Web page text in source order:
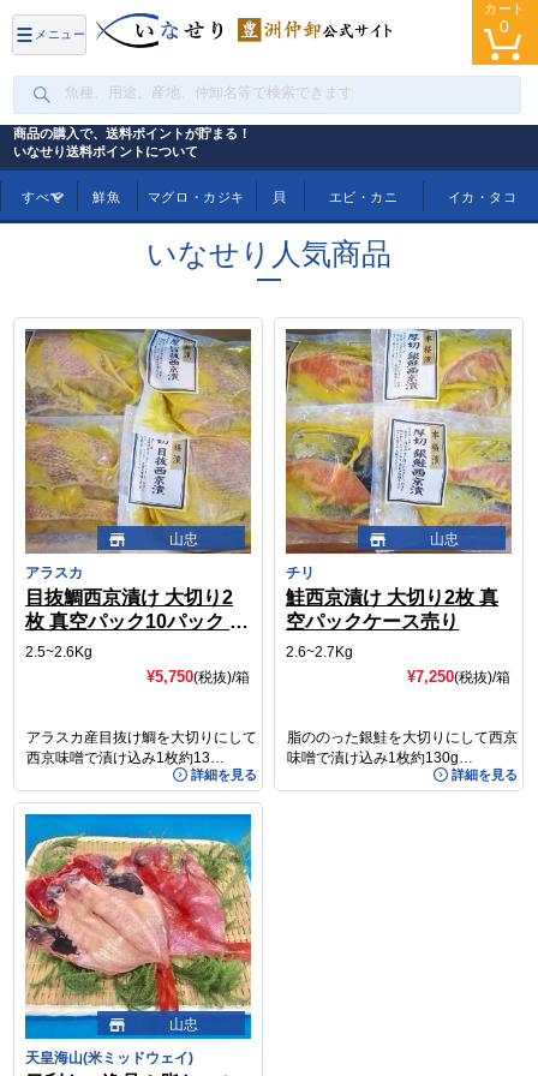
メニュー
カート
0
商品の購入で、送料ポイントが貯まる！
いなせり送料ポイントについて
すべて 鮮魚 マグロ・カジキ 貝 エビ・カニ イカ・タコ
トップ タグ(いなせり人気商品)
いなせり人気商品
山忠
アラスカ
目抜鯛西京漬け 大切り2
枚 真空パック10パック ケ
ース売り
2.5~2.6Kg
¥5,750(税抜)/箱
アラスカ産目抜け鯛を大切りにして
西京味噌で漬け込み1枚約13…
詳細を見る
山忠
チリ
鮭西京漬け 大切り2枚 真
空パックケース売り
2.6~2.7Kg
¥7,250(税抜)/箱
脂ののった銀鮭を大切りにして西京
味噌で漬け込み1枚約130g…
詳細を見る
山忠
天皇海山(米ミッドウェイ)